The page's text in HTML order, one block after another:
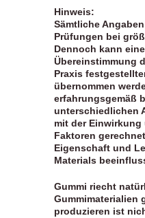
Hinweis:
Sämtliche
Prüfungen bei
Dennoch kann
Übereinstimmung
Praxis
übernommen
erfahrungsgemäß
unterschiedlichen
mit der
Faktoren
Eigenschaft und
Materials
Gummi riecht
Gummimaterialien
produzieren ist